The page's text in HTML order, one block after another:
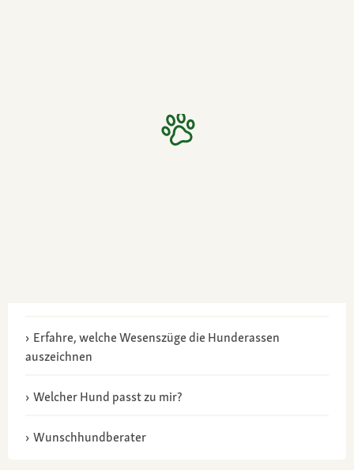
Erfahre, welche Wesenszüge die Hunderassen
auszeichnen
Welcher Hund passt zu mir?
Wunschhundberater